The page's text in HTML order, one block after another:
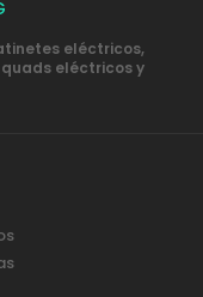
eléctricos,
eléctricos y